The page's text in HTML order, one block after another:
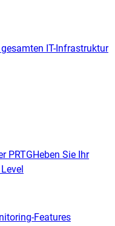
IT-Infrastruktur
PRTGHeben Sie Ihr
Features